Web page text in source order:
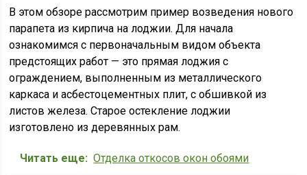
В этом обзоре рассмотрим пример возведения нового
парапета из кирпича на лоджии. Для начала
ознакомимся с первоначальным видом объекта
предстоящих работ — это прямая лоджия с
ограждением, выполненным из металлического
каркаса и асбестоцементных плит, с обшивкой из
листов железа. Старое остекление лоджии
изготовлено из деревянных рам.
Читать еще: Отделка откосов окон обоями